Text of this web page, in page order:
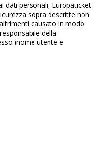
dati personali, Europaticket
sopra descritte non
causato in modo
della
(nome utente e